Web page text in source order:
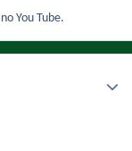
You Tube.